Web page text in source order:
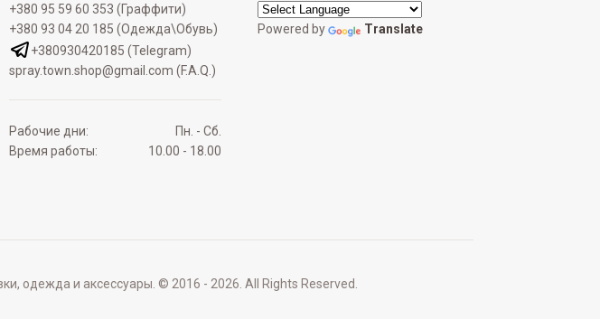
+380 95 59 60 353 (Граффити)
+380 93 04 20 185 (Одежда\Обувь)
+380930420185 (Telegram)
spray.town.shop@gmail.com (F.A.Q.)
Рабочие дни:
Пн. - Сб.
Время работы:
10.00 - 18.00
Powered by Translate
одежда и аксессуары. © 2016 - 2026. All Rights Reserved.